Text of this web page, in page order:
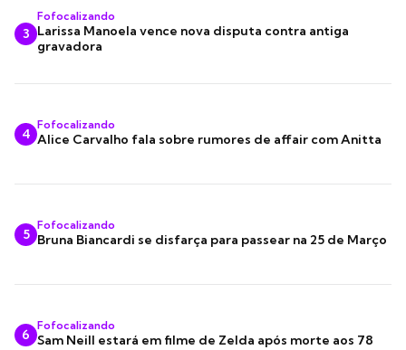
3
Fofocalizando
Larissa Manoela vence nova disputa contra antiga
gravadora
4
Fofocalizando
Alice Carvalho fala sobre rumores de affair com Anitta
5
Fofocalizando
Bruna Biancardi se disfarça para passear na 25 de Março
6
Fofocalizando
Sam Neill estará em filme de Zelda após morte aos 78